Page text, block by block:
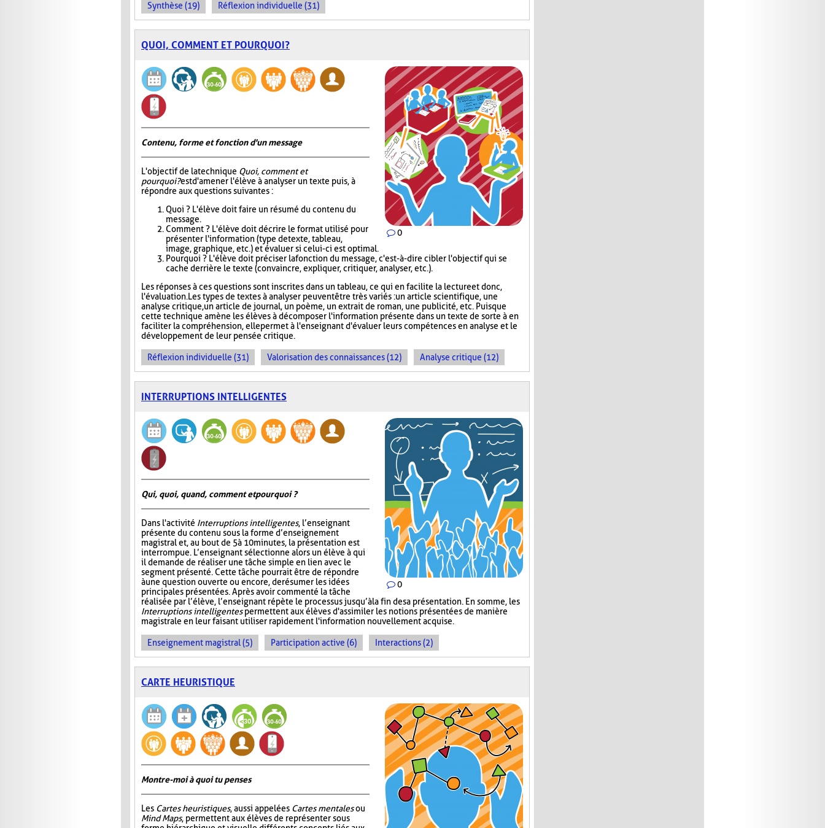
Synthèse (19) Réflexion individuelle (31)
QUOI, COMMENT ET POURQUOI?
0
Contenu, forme et fonction d'un message
L'objectif de la technique Quoi, comment et
pourquoi?est d'amener l'élève à analyser un texte puis, à
répondre aux questions suivantes :
Quoi ? L'élève doit faire un résumé du contenu du
message.
Comment ? L'élève doit décrire le format utilisé pour
présenter l'information (type de texte, tableau,
image, graphique, etc.) et évaluer si celui-ci est optimal.
Pourquoi ? L'élève doit préciser la fonction du message, c'est-à-dire cibler l'objectif qui se
cache derrière le texte (convaincre, expliquer, critiquer, analyser, etc.).
Les réponses à ces questions sont inscrites dans un tableau, ce qui en facilite la lecture et donc,
l'évaluation. Les types de textes à analyser peuvent être très variés : un article scientifique, une
analyse critique, un article de journal, un poème, un extrait de roman, une publicité, etc. Puisque
cette technique amène les élèves à décomposer l'information présente dans un texte de sorte à en
faciliter la compréhension, elle permet à l'enseignant d'évaluer leurs compétences en analyse et le
développement de leur pensée critique.
Réflexion individuelle (31) Valorisation des connaissances (12) Analyse critique (12)
INTERRUPTIONS INTELLIGENTES
0
Qui, quoi, quand, comment et pourquoi ?
Dans l'activité Interruptions intelligentes, l’enseignant
présente du contenu sous la forme d’enseignement
magistral et, au bout de 5 à 10 minutes, la présentation est
interrompue. L’enseignant sélectionne alors un élève à qui
il demande de réaliser une tâche simple en lien avec le
segment présenté. Cette tâche pourrait être de répondre
à une question ouverte ou encore, de résumer les idées
principales présentées. Après avoir commenté la tâche
réalisée par l’élève, l’enseignant répète le processus jusqu’à la fin de sa présentation. En somme, les
Interruptions intelligentespermettent aux élèves d'assimiler les notions présentées de manière
magistrale en leur faisant utiliser rapidement l'information nouvellement acquise.
Enseignement magistral (5) Participation active (6) Interactions (2)
CARTE HEURISTIQUE
Montre-moi à quoi tu penses
Les Cartes heuristiques, aussi appelées Cartes mentalesou
Mind Maps, permettent aux élèves de représenter sous